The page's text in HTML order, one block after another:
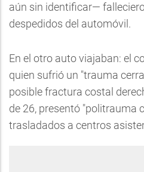
aún sin identificar—
despedidos del automóvil.
En el otro auto viajaban: el
quien sufrió un "trauma
posible fractura costal
de 26, presentó "politrauma
trasladados a centros